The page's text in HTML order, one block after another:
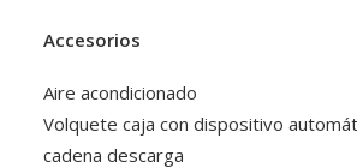
Accesorios
Aire acondicionado
Volquete caja con dispositivo
cadena descarga